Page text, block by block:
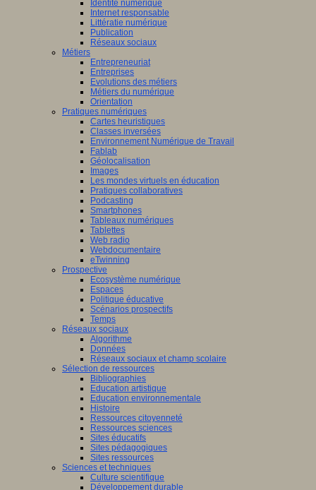
Identité numérique
Internet responsable
Littératie numérique
Publication
Réseaux sociaux
Métiers
Entrepreneuriat
Entreprises
Evolutions des métiers
Métiers du numérique
Orientation
Pratiques numériques
Cartes heuristiques
Classes inversées
Environnement Numérique de Travail
Fablab
Géolocalisation
Images
Les mondes virtuels en éducation
Pratiques collaboratives
Podcasting
Smartphones
Tableaux numériques
Tablettes
Web radio
Webdocumentaire
eTwinning
Prospective
Ecosystème numérique
Espaces
Politique éducative
Scénarios prospectifs
Temps
Réseaux sociaux
Algorithme
Données
Réseaux sociaux et champ scolaire
Sélection de ressources
Bibliographies
Education artistique
Education environnementale
Histoire
Ressources citoyenneté
Ressources sciences
Sites éducatifs
Sites pédagogiques
Sites ressources
Sciences et techniques
Culture scientifique
Développement durable